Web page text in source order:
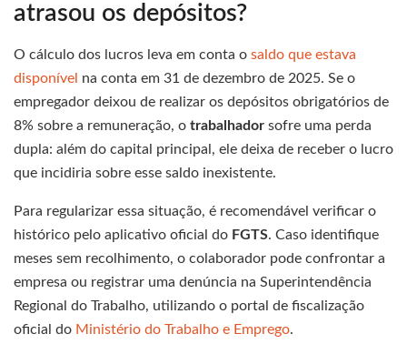
atrasou os depósitos?
O cálculo dos lucros leva em conta o saldo que estava
disponível na conta em 31 de dezembro de 2025. Se o
empregador deixou de realizar os depósitos obrigatórios de
8% sobre a remuneração, o trabalhador sofre uma perda
dupla: além do capital principal, ele deixa de receber o lucro
que incidiria sobre esse saldo inexistente.
Para regularizar essa situação, é recomendável verificar o
histórico pelo aplicativo oficial do FGTS. Caso identifique
meses sem recolhimento, o colaborador pode confrontar a
empresa ou registrar uma denúncia na Superintendência
Regional do Trabalho, utilizando o portal de fiscalização
oficial do Ministério do Trabalho e Emprego.